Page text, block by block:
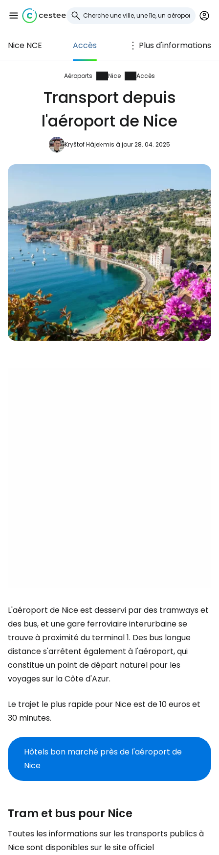
Nice NCE Accès Plus d'informations
Aéroports Nice Accès
Transport depuis
l'aéroport de Nice
Kryštof Hájekmis à jour 28. 04. 2025
L'aéroport de Nice est desservi par des tramways et
des bus, et une gare ferroviaire interurbaine se
trouve à proximité du terminal 1. Des bus longue
distance s'arrêtent également à l'aéroport, qui
constitue un point de départ naturel pour les
voyages sur la Côte d'Azur.
Le trajet le plus rapide pour Nice est de 10 euros et
30 minutes.
Hôtels bon marché près de l'aéroport de
Nice
Tram et bus pour Nice
Toutes les informations sur les transports publics à
Nice sont disponibles sur le site officiel
Se connecter à
Cestee
... la communauté mondiale des voyageurs
Continuer avec Google
Poursuivre avec le courrier
électronique